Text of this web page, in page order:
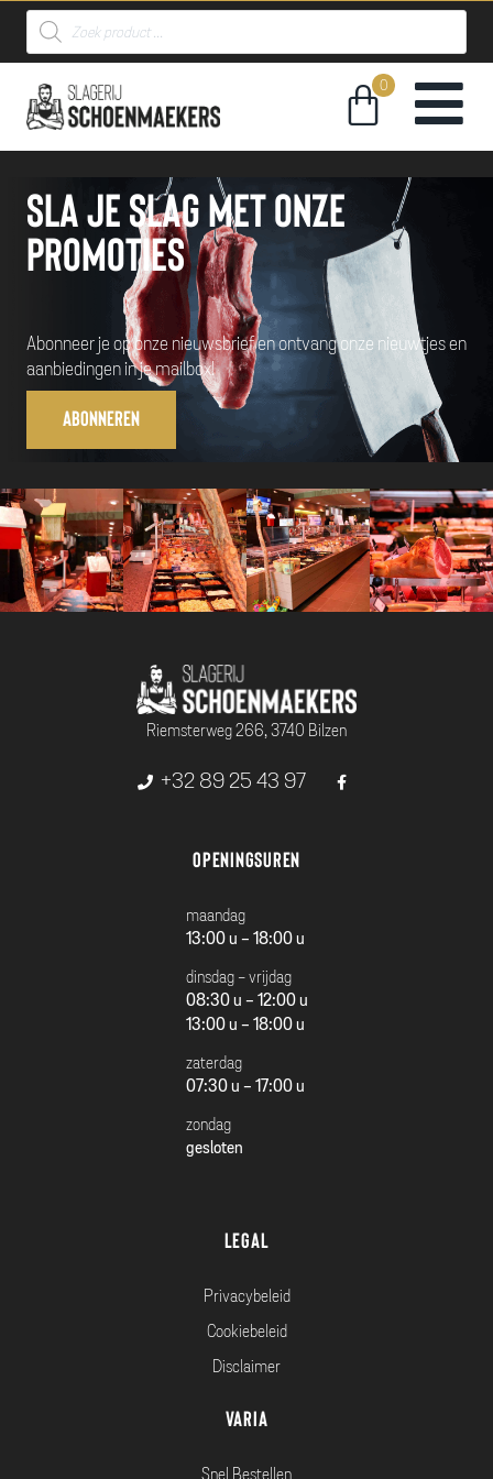
Sla je slag met onze
promoties
Abonneer je op onze nieuwsbrief en ontvang onze nieuwtjes en
aanbiedingen in je mailbox!
Abonneren
Riemsterweg 266, 3740 Bilzen
+32 89 25 43 97
Openingsuren
maandag
13:00 u - 18:00 u
dinsdag - vrijdag
08:30 u - 12:00 u
13:00 u - 18:00 u
zaterdag
07:30 u - 17:00 u
zondag
gesloten
Legal
Privacybeleid
Cookiebeleid
Disclaimer
Varia
Snel Bestellen